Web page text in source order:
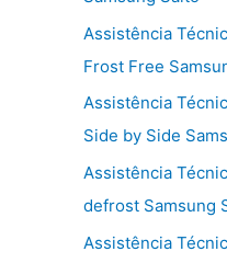
Assistência
Frost Free
Assistência
Side by Side
Assistência
defrost Samsung
Assistência